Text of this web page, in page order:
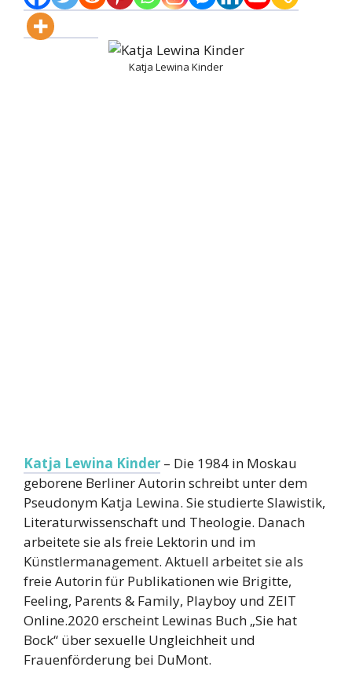
Katja Lewina Kinder
Katja Lewina Kinder – Die 1984 in Moskau
geborene Berliner Autorin schreibt unter dem
Pseudonym Katja Lewina. Sie studierte Slawistik,
Literaturwissenschaft und Theologie. Danach
arbeitete sie als freie Lektorin und im
Künstlermanagement. Aktuell arbeitet sie als
freie Autorin für Publikationen wie Brigitte,
Feeling, Parents & Family, Playboy und ZEIT
Online.2020 erscheint Lewinas Buch „Sie hat
Bock“ über sexuelle Ungleichheit und
Frauenförderung bei DuMont.